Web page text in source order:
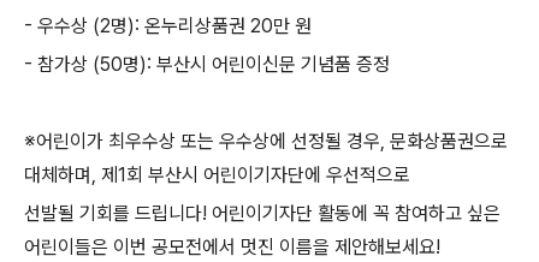
- 우수상 (2명): 온누리상품권 20만 원
- 참가상 (50명): 부산시 어린이신문 기념품 증정
※어린이가 최우수상 또는 우수상에 선정될 경우, 문화상품권으로
대체하며, 제 1회 부산시 어린이기자단에 우선적으로
선발될 기회를 드립니다! 어린이기자단 활동에 꼭 참여하고 싶은
어린이들은 이번 공모전에서 멋진 이름을 제안해보세요!